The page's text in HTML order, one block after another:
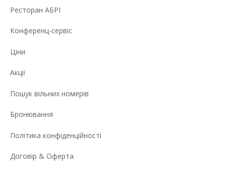
Ресторан АБРІ
Конференц-сервіс
Ціни
Акції
Пошук вільних номерів
Бронювання
Політика конфіденційності
Договір & Оферта